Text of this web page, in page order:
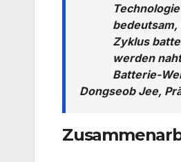
Zyklus
werden
Batterie-
Dongseob Jee,